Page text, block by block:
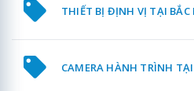
THIẾT BỊ ĐỊNH VỊ TẠI BẮC
CAMERA HÀNH TRÌNH